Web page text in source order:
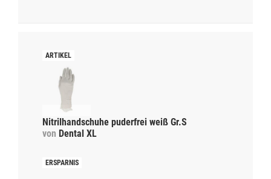
Nitrilhandschuhe puderfrei weiß Gr.S
von Dental XL